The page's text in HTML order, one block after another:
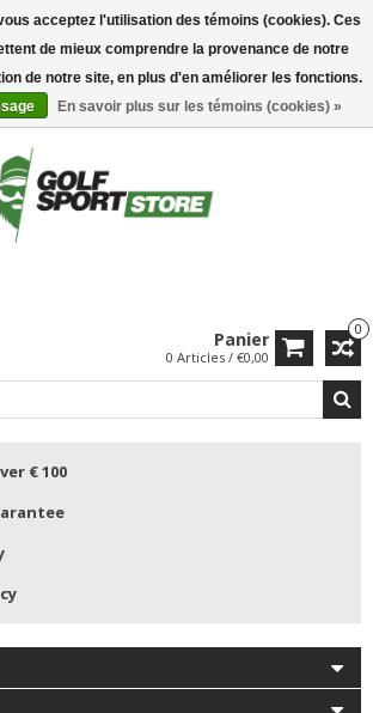
0
Panier
0 Articles / €0,00
€ 100
acceptez l'utilisation des témoins (cookies). Ces
de mieux comprendre la provenance de notre
de notre site, en plus d'en améliorer les fonctions.
En savoir plus sur les témoins (cookies) »